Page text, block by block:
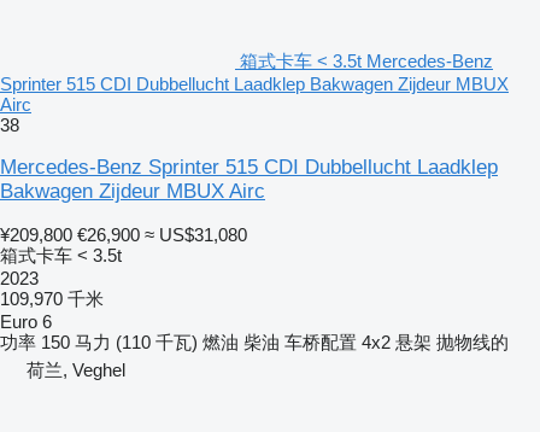
箱式卡车 < 3.5t Mercedes-Benz
Sprinter 515 CDI Dubbellucht Laadklep Bakwagen Zijdeur MBUX
Airc
38
Mercedes-Benz Sprinter 515 CDI Dubbellucht Laadklep
Bakwagen Zijdeur MBUX Airc
¥209,800 €26,900 ≈ US$31,080
箱式卡车 < 3.5t
2023
109,970 千米
Euro 6
功率 150 马力 (110 千瓦) 燃油 柴油 车桥配置 4x2 悬架 抛物线的
荷兰, Veghel